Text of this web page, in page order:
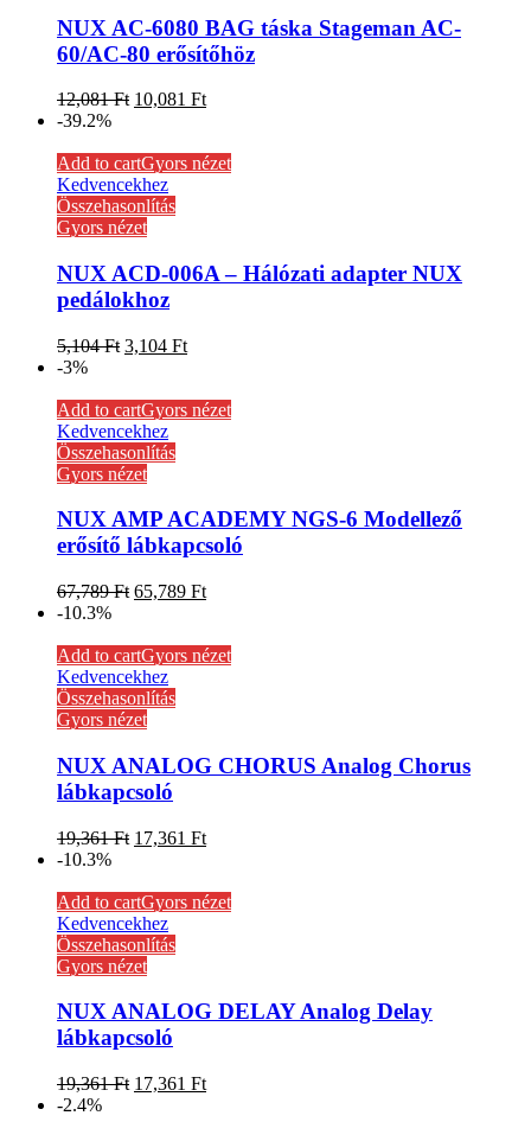
NUX AC-6080 BAG táska Stageman AC-
60/AC-80 erősítőhöz
12,081Ft 10,081 Ft
-39.2%
Add to cartGyors nézet
Kedvencekhez
Összehasonlítás
Gyors nézet
NUX ACD-006A – Hálózati adapter NUX
pedálokhoz
5,104Ft 3,104 Ft
-3%
Add to cartGyors nézet
Kedvencekhez
Összehasonlítás
Gyors nézet
NUX AMP ACADEMY NGS-6 Modellező
erősítő lábkapcsoló
67,789Ft 65,789 Ft
-10.3%
Add to cartGyors nézet
Kedvencekhez
Összehasonlítás
Gyors nézet
NUX ANALOG CHORUS Analog Chorus
lábkapcsoló
19,361Ft 17,361 Ft
-10.3%
Add to cartGyors nézet
Kedvencekhez
Összehasonlítás
Gyors nézet
NUX ANALOG DELAY Analog Delay
lábkapcsoló
19,361Ft 17,361 Ft
-2.4%